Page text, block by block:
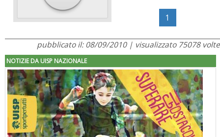
1
pubblicato il: 08/09/2010 | visualizzato 75078 volte
NOTIZIE DA UISP NAZIONALE